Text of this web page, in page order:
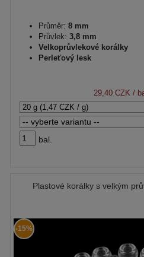
Průměr: 8 mm
Průvlek: 3,8 mm
Velkoprůvlekové korálky
Perleťový lesk
29,40 CZK /
bal.
Plastové korálky s velkým
-15%